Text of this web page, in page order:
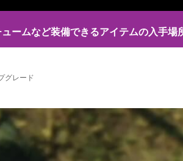
ームなど装備できるアイテムの入手
グレード